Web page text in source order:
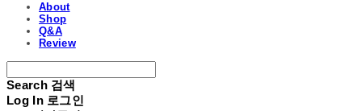
About
Shop
Q&A
Review
Search 검색
Log In 로그인